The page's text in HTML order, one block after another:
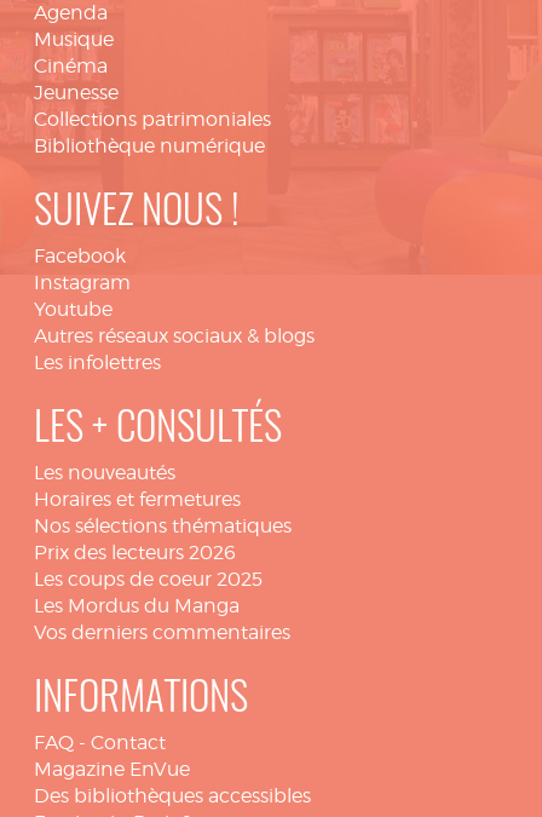
Agenda
Musique
Cinéma
Jeunesse
Collections patrimoniales
Bibliothèque numérique
SUIVEZ NOUS !
Facebook
Instagram
Youtube
Autres réseaux sociaux & blogs
Les infolettres
LES + CONSULTÉS
Les nouveautés
Horaires et fermetures
Nos sélections thématiques
Prix des lecteurs 2026
Les coups de coeur 2025
Les Mordus du Manga
Vos derniers commentaires
INFORMATIONS
FAQ - Contact
Magazine EnVue
Des bibliothèques accessibles